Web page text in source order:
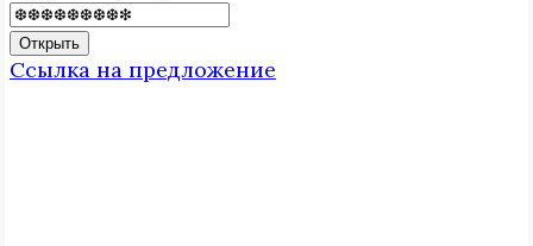
Открыть
Ссылка на предложение